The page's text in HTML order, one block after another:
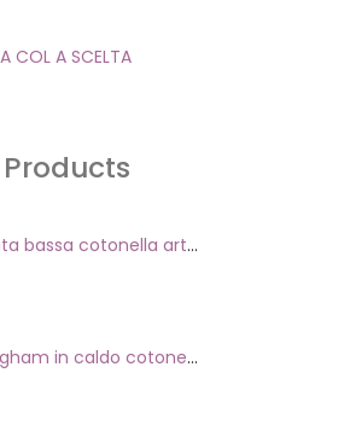
COL A SCELTA
Slip tripack donna vita bassa cotonella art 3165 in cotone elasticizzato
Maglia uomo nottingham in caldo cotone scollo a v manica lunga